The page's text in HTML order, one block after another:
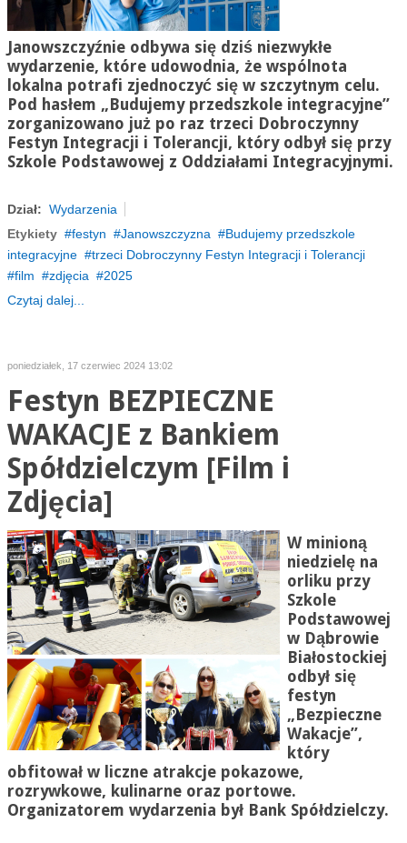
Janowszczyźnie odbywa się dziś niezwykłe
wydarzenie, które udowodnia, że wspólnota
lokalna potrafi zjednoczyć się w szczytnym celu.
Pod hasłem „Budujemy przedszkole integracyjne”
zorganizowano już po raz trzeci Dobroczynny
Festyn Integracji i Tolerancji, który odbył się przy
Szkole Podstawowej z Oddziałami Integracyjnymi.
Dział: Wydarzenia
Etykiety
festyn Janowszczyzna
Budujemy przedszkole
integracyjne
trzeci Dobroczynny Festyn Integracji i Tolerancji
film
zdjęcia
2025
Czytaj dalej...
poniedziałek, 17 czerwiec 2024 13:02
Festyn BEZPIECZNE
WAKACJE z Bankiem
Spółdzielczym [Film i
Zdjęcia]
W minioną
niedzielę na
orliku przy
Szkole
Podstawowej
w Dąbrowie
Białostockiej
odbył się
festyn
„Bezpieczne
Wakacje”,
który
obfitował w liczne atrakcje pokazowe,
rozrywkowe, kulinarne oraz portowe.
Organizatorem wydarzenia był Bank Spółdzielczy.